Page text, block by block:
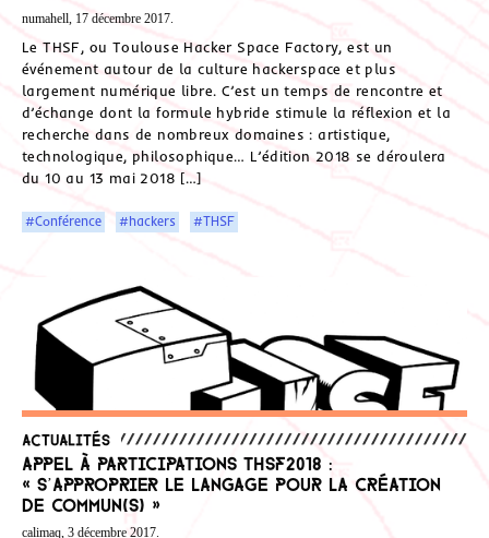
numahell, 17 décembre 2017.
Le THSF, ou Toulouse Hacker Space Factory, est un
événement autour de la culture hackerspace et plus
largement numérique libre. C’est un temps de rencontre et
d’échange dont la formule hybride stimule la réflexion et la
recherche dans de nombreux domaines : artistique,
technologique, philosophique… L’édition 2018 se déroulera
du 10 au 13 mai 2018 […]
#Conférence #hackers #THSF
Actualités
Appel à participations THSF2018 :
« s’approprier le langage pour la création
de Commun(s) »
calimaq, 3 décembre 2017.